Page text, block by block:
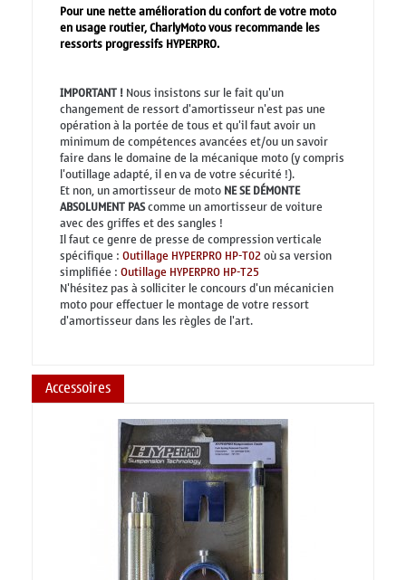
Pour une nette amélioration du confort de votre moto
en usage routier, CharlyMoto vous recommande les
ressorts progressifs HYPERPRO.
IMPORTANT !Nous insistons sur le fait qu'un
changement de ressort d'amortisseur n'est pas une
opération à la portée de tous et qu'il faut avoir un
minimum de compétences avancées et/ou un savoir
faire dans le domaine de la mécanique moto (y compris
l'outillage adapté, il en va de votre sécurité !).
Et non, un amortisseur de motoNE SE DÉMONTE
ABSOLUMENT PAScomme un amortisseur de voiture
avec des griffes et des sangles !
Il faut ce genre de presse de compression verticale
spécifique :Outillage HYPERPRO HP-T02où sa version
simplifiée :Outillage HYPERPRO HP-T25
N'hésitez pas à solliciter le concours d'un mécanicien
moto pour effectuer le montage de votre ressort
d'amortisseur dans les règles de l'art.
Accessoires